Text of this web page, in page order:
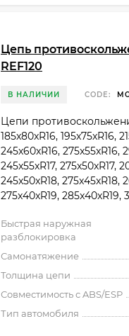
Цепь
REF120
В НАЛИЧИИ CODE:
Цепи
185x80xR16, 195x75xR16,
245x60xR16, 275x55xR16,
245x55xR17, 275x50xR17,
245x50xR18, 275x45xR18,
275x40xR19, 285x40xR19,
Быстрая наружная
разблокировка
Самонатяжение
Толщина цепи
Совместимость с ABS/ESP
Тип автомобиля